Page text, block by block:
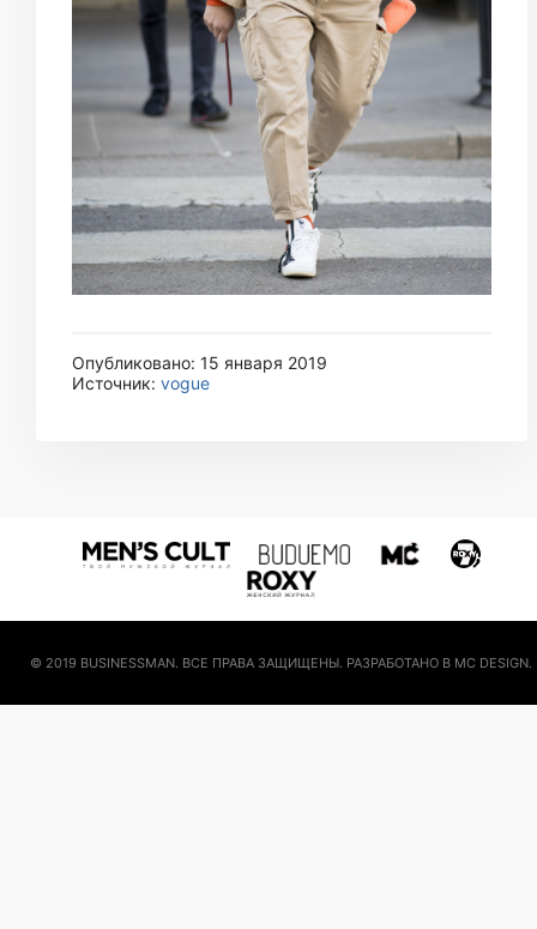
Опубликовано: 15 января 2019
Источник: vogue
© 2019 BUSINESSMAN. ВСЕ ПРАВА ЗАЩИЩЕНЫ. РАЗРАБОТАНО В MC DESIGN.